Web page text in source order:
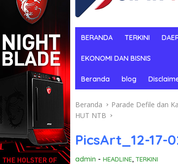
BERANDA TERKINI
EKONOMI DAN BISNIS
Beranda blog
Beranda
Parade Defile dan
HUT NTB
PicsArt_12-17-
admin - HEADLINE, TERKINI